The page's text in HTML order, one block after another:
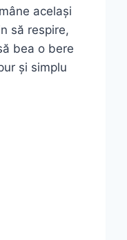
același
să respire,
bea o bere
și simplu